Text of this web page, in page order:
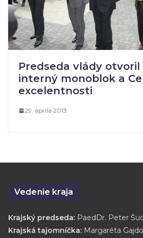
Predseda vlády otvoril
interný monoblok a
excelentnosti
29. apríla 2013
Vedenie kraja
Krajský predseda: PaedDr. Peter
Krajská tajomníčka: Margaréta